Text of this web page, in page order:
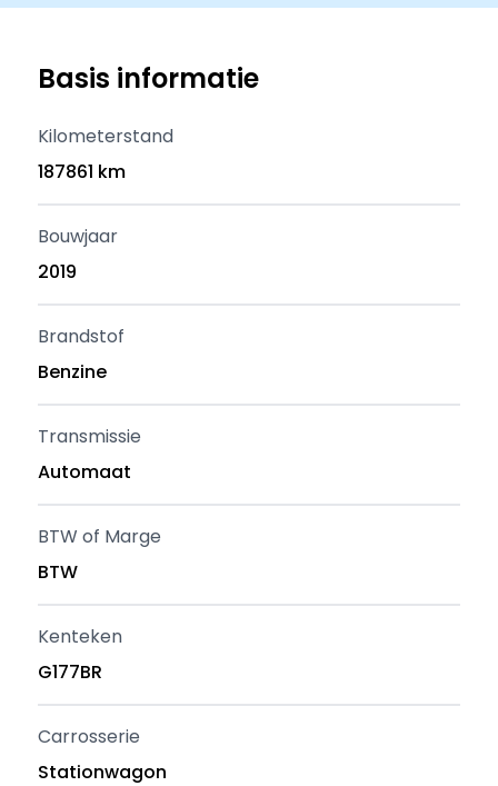
Basis informatie
Kilometerstand
187861 km
Bouwjaar
2019
Brandstof
Benzine
Transmissie
Automaat
BTW of Marge
BTW
Kenteken
G177BR
Carrosserie
Stationwagon